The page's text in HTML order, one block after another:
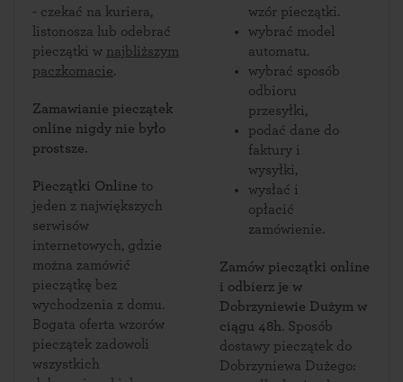
- czekać na kuriera,
listonosza lub odebrać
pieczątki w najbliższym
paczkomacie.
Zamawianie pieczątek
online nigdy nie było
prostsze.
Pieczątki Online to
jeden z największych
serwisów
internetowych, gdzie
można zamówić
pieczątkę bez
wychodzenia z domu.
Bogata oferta wzorów
pieczątek zadowoli
wszystkich
wzór pieczątki.
wybrać model
automatu.
wybrać sposób
odbioru
przesyłki,
podać dane do
faktury i
wysyłki,
wysłać i
opłacić
zamówienie.
Zamów pieczątki online
i odbierz je w
Dobrzyniewie Dużym w
ciągu 48h. Sposób
dostawy pieczątek do
Dobrzyniewa Dużego: